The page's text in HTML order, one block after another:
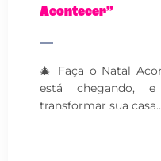
Acontecer”
🎄 Faça o Natal
está chegando,
transformar sua